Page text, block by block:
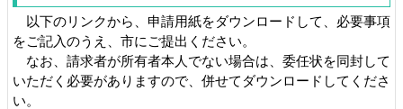
以下のリンクから、申請用紙をダウンロードして、必要事項
をご記入のうえ、市にご提出ください。
なお、請求者が所有者本人でない場合は、委任状を同封して
いただく必要がありますので、併せてダウンロードしてくださ
い。